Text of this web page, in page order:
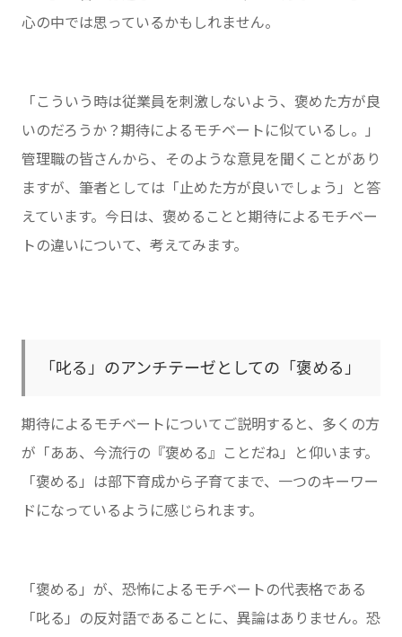
心の中では思っているかもしれません。
「こういう時は従業員を刺激しないよう、褒めた方が良
いのだろうか？期待によるモチベートに似ているし。」
管理職の皆さんから、そのような意見を聞くことがあり
ますが、筆者としては「止めた方が良いでしょう」と答
えています。今日は、褒めることと期待によるモチベー
トの違いについて、考えてみます。
「叱る」のアンチテーゼとしての「褒める」
期待によるモチベートについてご説明すると、多くの方
が「ああ、今流行の『褒める』ことだね」と仰います。
「褒める」は部下育成から子育てまで、一つのキーワー
ドになっているように感じられます。
「褒める」が、恐怖によるモチベートの代表格である
「叱る」の反対語であることに、異論はありません。恐